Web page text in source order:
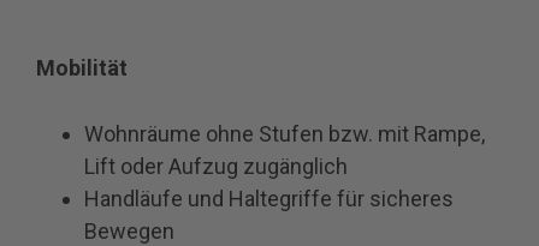
Mobilität
Wohnräume ohne Stufen bzw. mit Rampe,
Lift oder Aufzug zugänglich
Handläufe und Haltegriffe für sicheres
Bewegen